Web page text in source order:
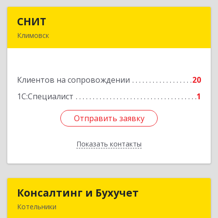
СНИТ
Климовск
Клиентов на сопровождении
20
1С:Специалист
1
Отправить заявку
Показать контакты
Подробнее
Отправить заявку
Назад
Консалтинг и Бухучет
Котельники
Консалтинг и Бухучет